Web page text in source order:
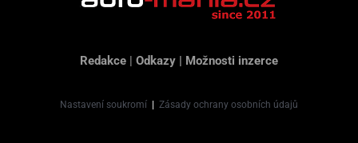
Redakce | Odkazy | Možnosti inzerce
Nastavení soukromí Zásady ochrany osobních údajů